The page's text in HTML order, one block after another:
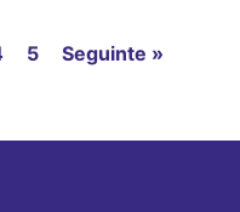
5 Seguinte »